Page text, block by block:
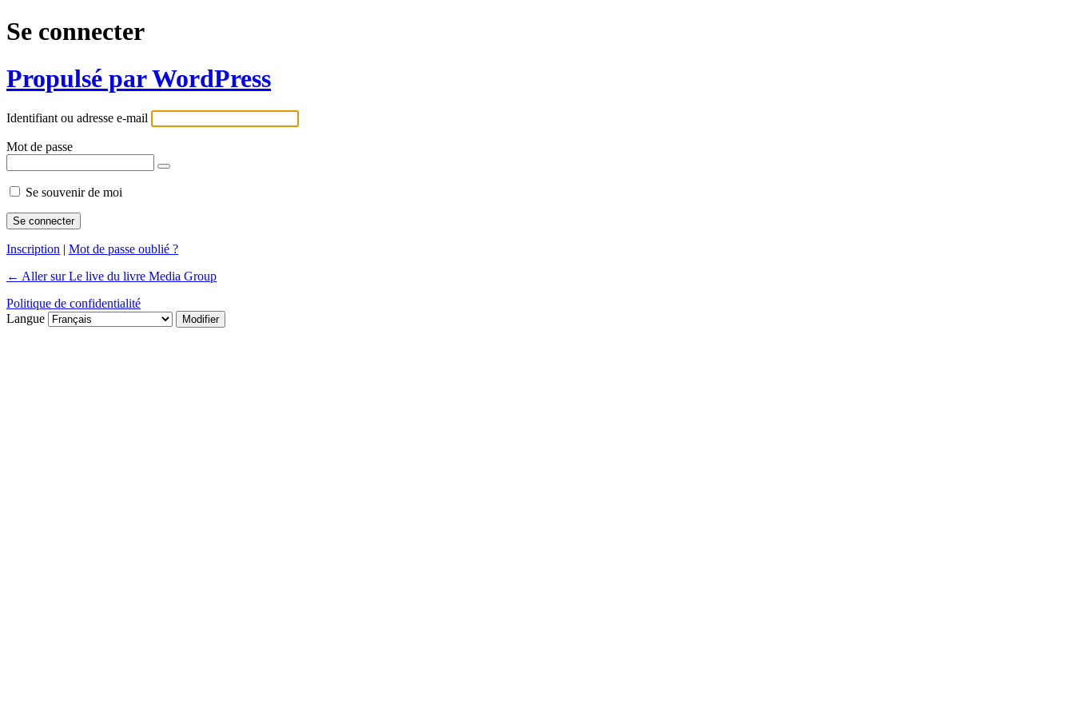
Se connecter
Propulsé par WordPress
Identifiant ou adresse e-mail
Mot de passe
Se souvenir de moi
Inscription | Mot de passe oublié ?
← Aller sur Le live du livre Media Group
Politique de confidentialité
Langue